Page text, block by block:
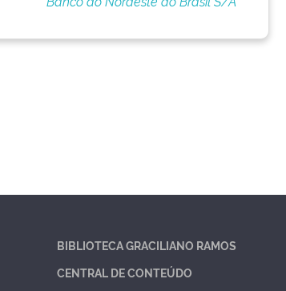
BIBLIOTECA GRACILIANO RAMOS
CENTRAL DE CONTEÚDO